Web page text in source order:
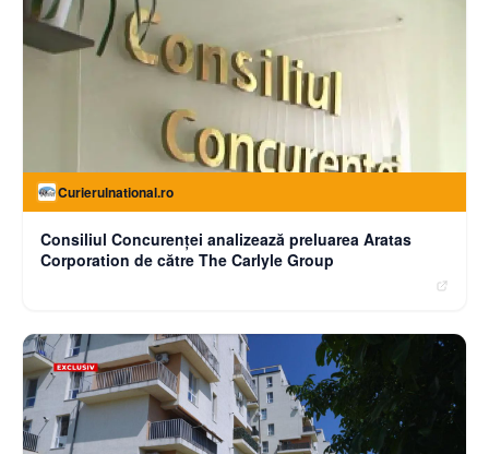
Curierulnational.ro
Consiliul Concurenței analizează preluarea Aratas
Corporation de către The Carlyle Group